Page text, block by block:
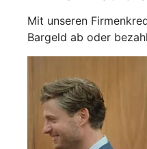
Mit unseren
Bargeld ab oder